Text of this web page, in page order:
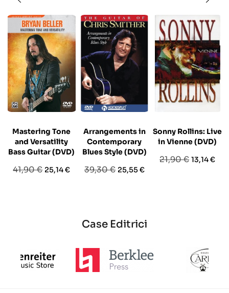
Mastering Tone
and Versatility
Bass Guitar (DVD)
Prezzo
41,90 € Prezzo
25,14 €
Arrangements in
Contemporary
Blues Style (DVD)
Prezzo
39,30 € Prezzo
25,55 €
Sonny Rollins: Live
in Vienne (DVD)
Prezzo
21,90 € Prezzo
13,14 €
Case Editrici